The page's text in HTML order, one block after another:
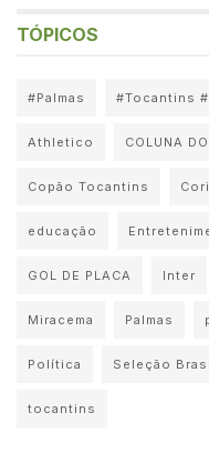
TÓPICOS
#Palmas #Tocantins
Athletico COLUNA DO
Copão Tocantins
educação
GOL DE PLACA Inter
Miracema Palmas
Política Seleção
tocantins